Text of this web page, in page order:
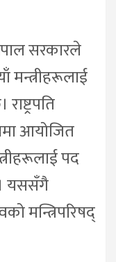
सरकारले
मन्त्रीहरूलाई
आयोजित
पद
यससँगै
मन्त्रिपरिषद्